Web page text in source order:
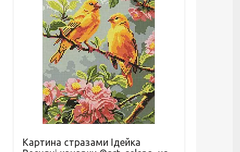
Картина стразами Ідейка